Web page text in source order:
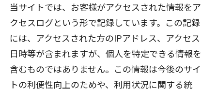
当サイトでは、お客様がアクセスされた情報をア
クセスログという形で記録しています。この記録
には、アクセスされた方のIPアドレス、アクセス
日時等が含まれますが、個人を特定できる情報を
含むものではありません。この情報は今後のサイ
トの利便性向上のためや、利用状況に関する統